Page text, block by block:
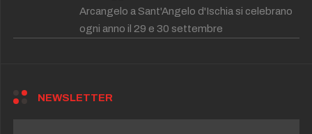
Arcangelo a Sant'Angelo d'Ischia si celebrano
ogni anno il 29 e 30 settembre
NEWSLETTER